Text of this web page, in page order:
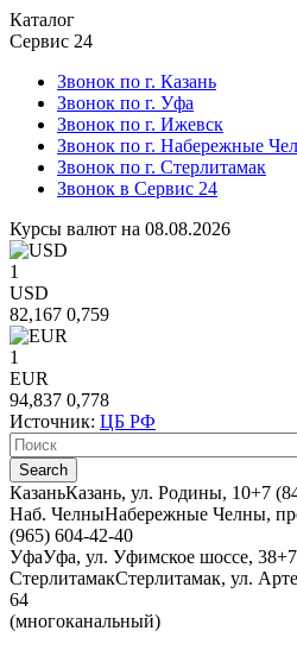
Каталог
Сервис 24
Звонок по г. Казань
Звонок по г. Уфа
Звонок по г. Ижевск
Звонок по г. Набережные
Звонок по г. Стерлитамак
Звонок в Сервис 24
Курсы валют на 08.08.2026
1
USD
82,167 0,759
1
EUR
94,837 0,778
Источник: ЦБ РФ
КазаньКазань, ул. Родины, 10+7
Наб. ЧелныНабережные Челны,
(965) 604-42-40
УфаУфа, ул. Уфимское шоссе, 38
СтерлитамакСтерлитамак, ул.
64
(многоканальный)